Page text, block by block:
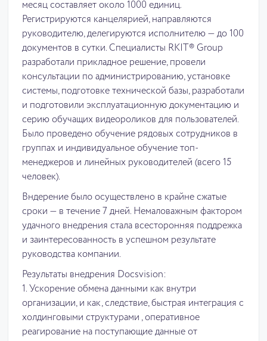
месяц составляет около 1000 единиц.
Регистрируются канцелярией, направляются
руководителю, делегируются исполнителю — до 100
документов в сутки. Специалисты RKIT® Group
разработали прикладное решение, провели
консультации по администрированию, установке
системы, подготовке технической базы, разработали
и подготовили эксплуатационную документацию и
серию обучащих видеороликов для пользователей.
Было проведено обучение рядовых сотрудников в
группах и индивидуальное обучение топ-
менеджеров и линейных руководителей (всего 15
человек).
Вндерение было осуществлено в крайне сжатые
сроки — в течение 7 дней. Немаловажным фактором
удачного внедрения стала всесторонняя поддрежка
и заинтересованность в успешном результате
руководства компании.
Результаты внедрения Docsvision:
1. Ускорение обмена данными как внутри
организации, и как, следствие, быстрая интеграция с
холдинговыми структурами , оперативное
реагирование на поступающие данные от